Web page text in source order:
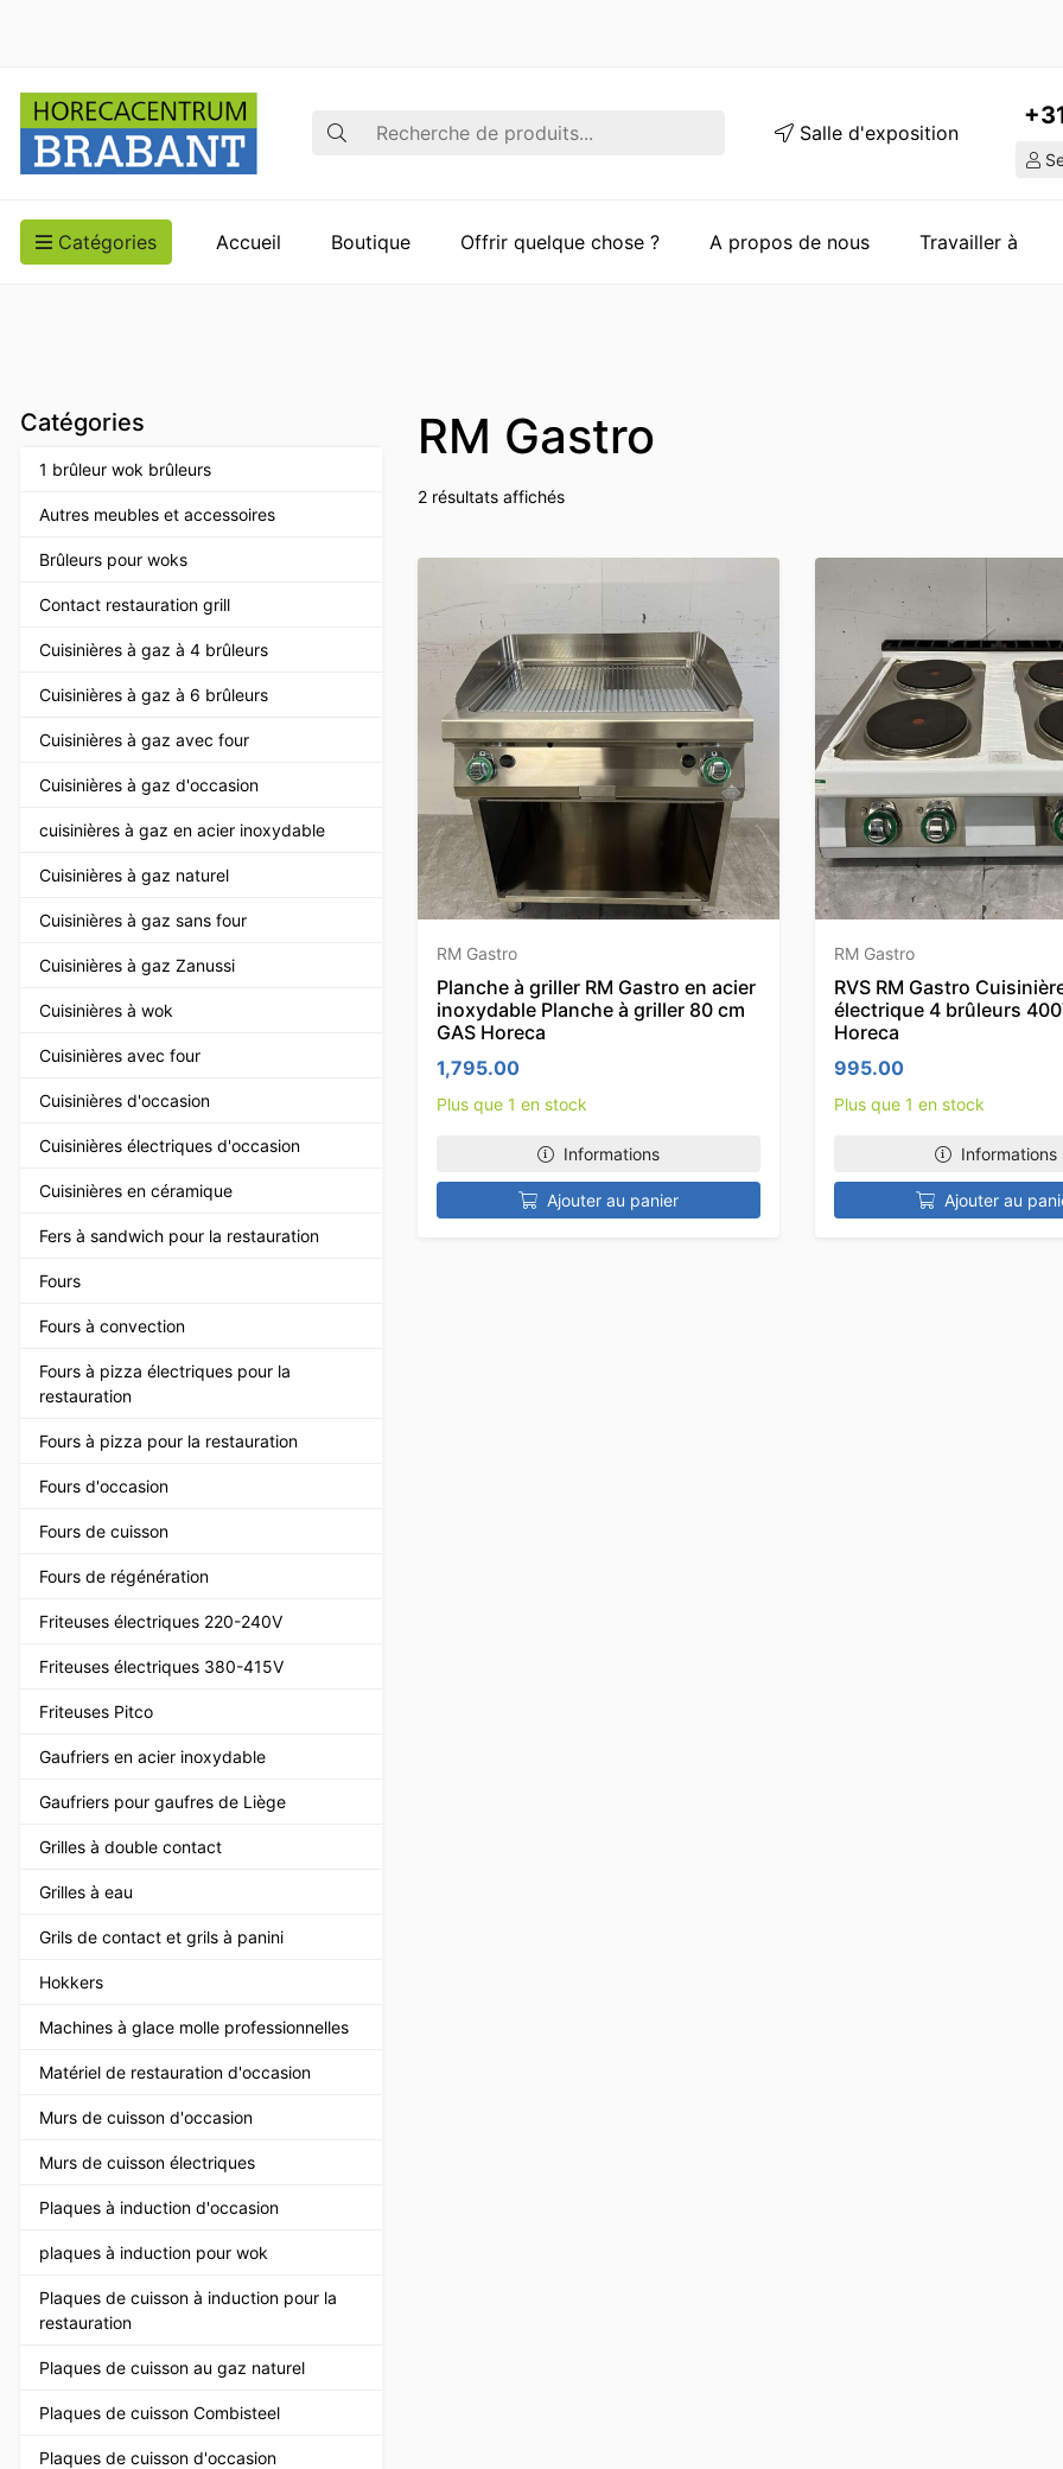
Recherche Salle d'exposition
Catégories Accueil Boutique Offrir quelque chose ? A propos de nous Travailler à
Catégories
1 brûleur wok brûleurs
Autres meubles et accessoires
Brûleurs pour woks
Contact restauration grill
Cuisinières à gaz à 4 brûleurs
Cuisinières à gaz à 6 brûleurs
Cuisinières à gaz avec four
Cuisinières à gaz d'occasion
cuisinières à gaz en acier inoxydable
Cuisinières à gaz naturel
Cuisinières à gaz sans four
Cuisinières à gaz Zanussi
Cuisinières à wok
Cuisinières avec four
Cuisinières d'occasion
Cuisinières électriques d'occasion
Cuisinières en céramique
Fers à sandwich pour la restauration
Fours
Fours à convection
Fours à pizza électriques pour la
restauration
Fours à pizza pour la restauration
Fours d'occasion
Fours de cuisson
Fours de régénération
Friteuses électriques 220-240V
Friteuses électriques 380-415V
Friteuses Pitco
Gaufriers en acier inoxydable
Gaufriers pour gaufres de Liège
Grilles à double contact
Grilles à eau
Grils de contact et grils à panini
Hokkers
Machines à glace molle professionnelles
Matériel de restauration d'occasion
Murs de cuisson d'occasion
Murs de cuisson électriques
Plaques à induction d'occasion
plaques à induction pour wok
Plaques de cuisson à induction pour la
restauration
Plaques de cuisson au gaz naturel
Plaques de cuisson Combisteel
Plaques de cuisson d'occasion
RM Gastro
2 résultats affichés
RM Gastro
Planche à griller RM Gastro en acier
inoxydable Planche à griller 80 cm
GAS Horeca
1,795.00
Plus que 1 en stock
Informations
Ajouter au panier
RM Gastro
RVS RM Gastro
électrique 4 brûleurs
Horeca
995.00
Plus que 1 en stock
Informations
Ajouter au